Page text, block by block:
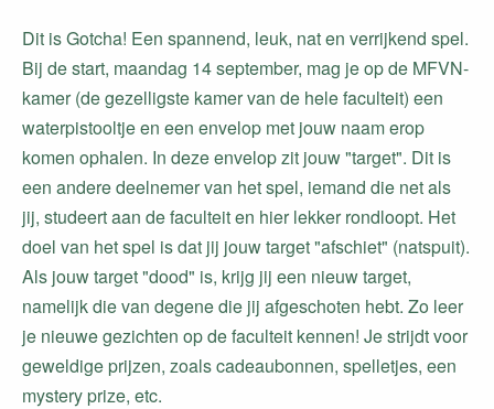
Dit is Gotcha! Een spannend, leuk, nat en verrijkend spel.
Bij de start, maandag 14 september, mag je op de MFVN-
kamer (de gezelligste kamer van de hele faculteit) een
waterpistooltje en een envelop met jouw naam erop
komen ophalen. In deze envelop zit jouw "target". Dit is
een andere deelnemer van het spel, iemand die net als
jij, studeert aan de faculteit en hier lekker rondloopt. Het
doel van het spel is dat jij jouw target "afschiet" (natspuit).
Als jouw target "dood" is, krijg jij een nieuw target,
namelijk die van degene die jij afgeschoten hebt. Zo leer
je nieuwe gezichten op de faculteit kennen! Je strijdt voor
geweldige prijzen, zoals cadeaubonnen, spelletjes, een
mystery prize, etc.